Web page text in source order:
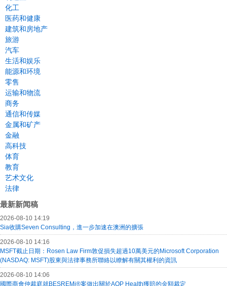
化工
医药和健康
建筑和房地产
旅游
汽车
生活和娱乐
能源和环境
零售
运输和物流
商务
通信和传媒
金属和矿产
金融
高科技
体育
教育
艺术文化
法律
最新新闻稿
2026-08-10 14:19
Sia收購Seven Consulting，進一步加速在澳洲的擴張
2026-08-10 14:16
MSFT截止日期：Rosen Law Firm敦促損失超過10萬美元的Microsoft Corporation
(NASDAQ: MSFT)股東與法律事務所聯絡以瞭解有關其權利的資訊
2026-08-10 14:06
國際商會仲裁庭就BESREMi®案做出關於AOP Health獲賠的金額裁定